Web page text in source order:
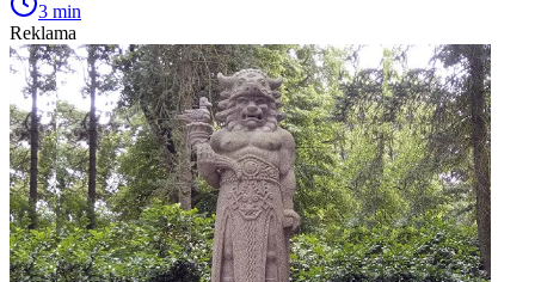
3 min
Reklama